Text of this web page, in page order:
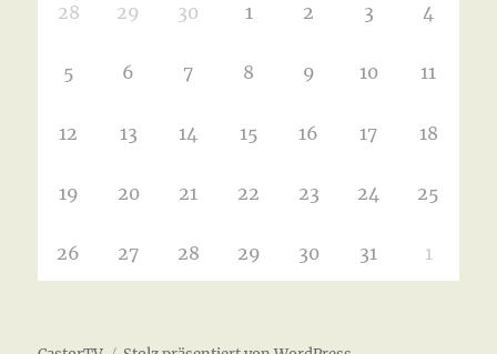
28 29 30 1 2 3 4
5 6 7 8 9 10 11
12 13 14 15 16 17 18
19 20 21 22 23 24 25
26 27 28 29 30 31 1